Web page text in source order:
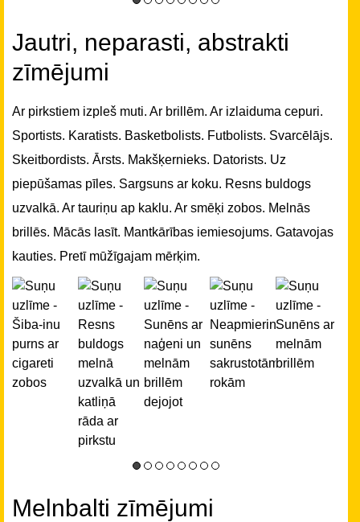
Jautri, neparasti, abstrakti
zīmējumi
Ar pirkstiem izpleš muti. Ar brillēm. Ar izlaiduma cepuri.
Sportists. Karatists. Basketbolists. Futbolists. Svarcēlājs.
Skeitbordists. Ārsts. Makšķernieks. Datorists. Uz
piepūšamas pīles. Sargsuns ar koku. Resns buldogs
uzvalkā. Ar tauriņu ap kaklu. Ar smēķi zobos. Melnās
brillēs. Mācās lasīt. Mantkārības iemiesojums. Gatavojas
kauties. Pretī mūžīgajam mērķim.
Melnbalti zīmējumi